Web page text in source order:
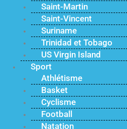
Saint-Martin
Saint-Vincent
Suriname
Trinidad et Tobago
US Virgin Island
Sport
Athlétisme
Basket
Cyclisme
Football
Natation